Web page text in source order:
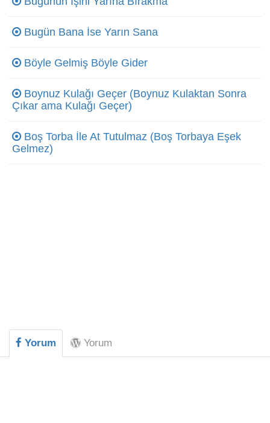
Bugün Bana İse Yarın Sana
Böyle Gelmiş Böyle Gider
Boynuz Kulağı Geçer (Boynuz Kulaktan Sonra
Çıkar ama Kulağı Geçer)
Boş Torba İle At Tutulmaz (Boş Torbaya Eşek
Gelmez)
Yorum Yorum